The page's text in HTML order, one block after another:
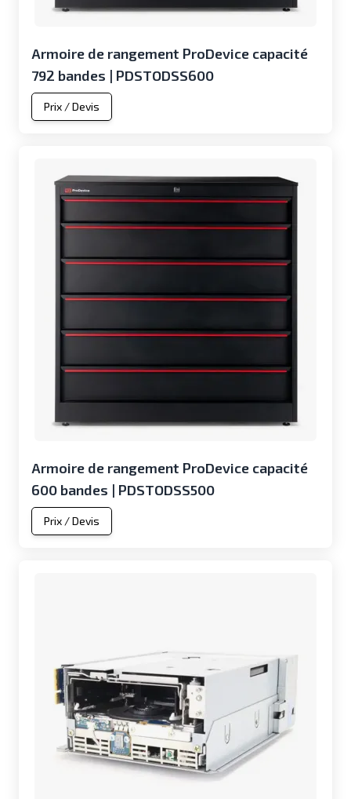
Armoire de rangement ProDevice capacité
792 bandes | PDSTODSS600
Prix / Devis
Armoire de rangement ProDevice capacité
600 bandes | PDSTODSS500
Prix / Devis